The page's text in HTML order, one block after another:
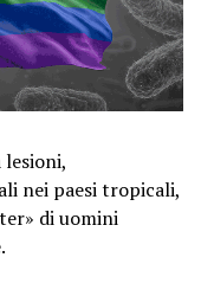
nei paesi tropicali,
di uomini